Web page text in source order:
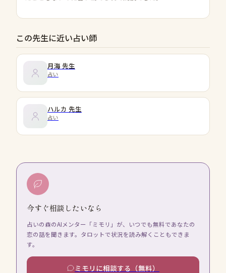
この先生に近い占い師
月海 先生
占い
ハルカ 先生
占い
今すぐ相談したいなら
占いの森のAIメンター「ミモリ」が、いつでも無料であなたの
恋の話を聞きます。タロットで状況を読み解くこともできま
す。
ミモリに相談する（無料）